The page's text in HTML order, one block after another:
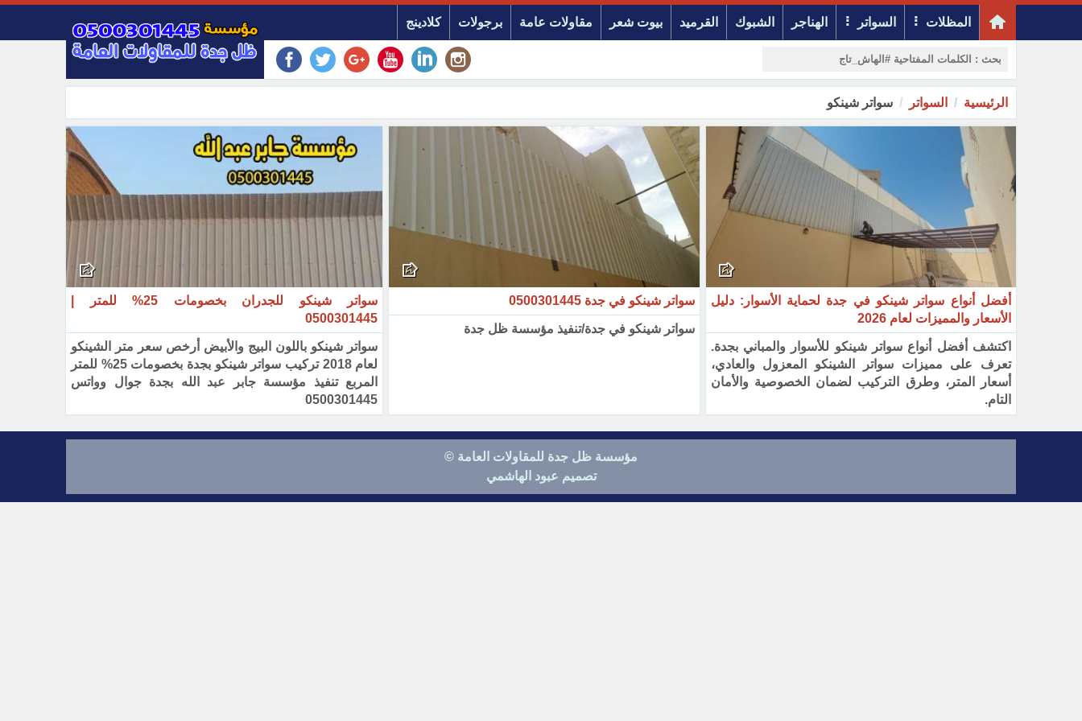
المظلات السواتر الهناجر الشبوك القرميد بيوت شعر مقاولات عامة برجولات كلادينج
الرئيسية السواتر سواتر شينكو
أفضل أنواع سواتر شينكو في جدة لحماية الأسوار: دليل
الأسعار والمميزات لعام 2026
اكتشف أفضل أنواع سواتر شينكو للأسوار والمباني بجدة.
تعرف على مميزات سواتر الشينكو المعزول والعادي،
أسعار المتر، وطرق التركيب لضمان الخصوصية والأمان
التام.
سواتر شينكو في جدة 0500301445
سواتر شينكو في جدة/تنفيذ مؤسسة ظل جدة
سواتر شينكو للجدران بخصومات 25% للمتر |
0500301445‏
سواتر شينكو باللون البيج والأبيض أرخص سعر متر الشينكو
لعام 2018 تركيب سواتر شينكو بجدة بخصومات 25% للمتر
المربع تنفيذ مؤسسة جابر عبد الله بجدة جوال وواتس
0500301445
مؤسسة ظل جدة للمقاولات العامة ©
تصميم عبود الهاشمي